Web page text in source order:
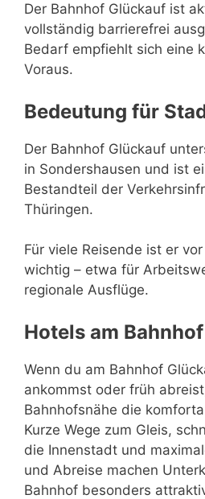
Der Bahnhof Glückauf ist
vollständig barrierefrei
Bedarf empfiehlt sich eine
Voraus.
Bedeutung für
Der Bahnhof Glückauf
in Sondershausen und ist
Bestandteil der
Thüringen.
Für viele Reisende ist er
wichtig – etwa für
regionale Ausflüge.
Hotels am
Wenn du am Bahnhof
ankommst oder früh
Bahnhofsnähe die
Kurze Wege zum Gleis,
die Innenstadt und
und Abreise machen
Bahnhof besonders